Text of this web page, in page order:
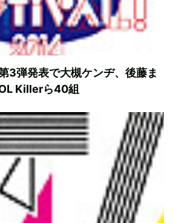
3弾発表で大槻ケンヂ、後藤ま
Killerら40組